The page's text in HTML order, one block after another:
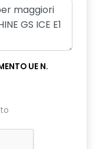
UE N.